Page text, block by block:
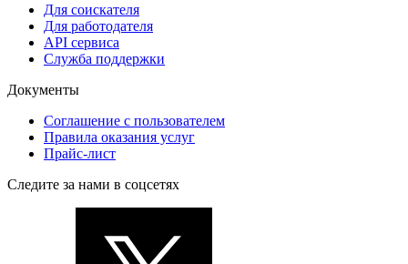
Для соискателя
Для работодателя
API сервиса
Служба поддержки
Документы
Соглашение с пользователем
Правила оказания услуг
Прайс-лист
Следите за нами в соцсетях